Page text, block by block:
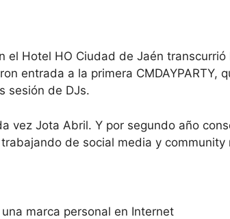
el Hotel HO Ciudad de Jaén
entrada a la primera CMDAYPARTY,
sesión de DJs.
vez Jota Abril. Y por segundo año
de social media y
marca personal en Internet